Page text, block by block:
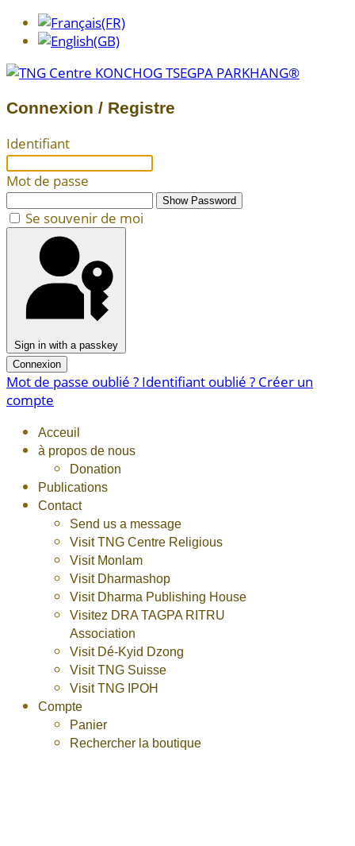
Connexion / Registre
Identifiant
Mot de passe
Show Password
Se souvenir de moi
Sign in with a passkey
Connexion
Mot de passe oublié ? Identifiant oublié ? Créer un
compte
Acceuil
à propos de nous
Donation
Publications
Contact
Send us a message
Visit TNG Centre Religious
Visit Monlam
Visit Dharmashop
Visit Dharma Publishing House
Visitez DRA TAGPA RITRU
Association
Visit Dé-Kyid Dzong
Visit TNG Suisse
Visit TNG IPOH
Compte
Panier
Rechercher la boutique